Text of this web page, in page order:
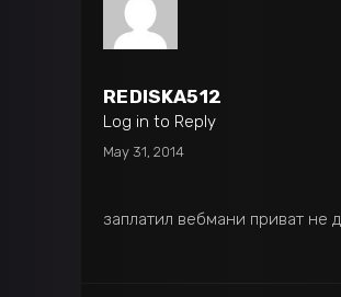
REDISKA512
Log in to Reply
May 31, 2014
заплатил вебмани приват не